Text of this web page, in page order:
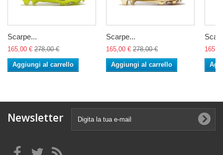
Scarpe...
165,00 € 278,00 €
Aggiungi al carrello
Scarpe...
165,00 € 278,00 €
Aggiungi al carrello
Newsletter